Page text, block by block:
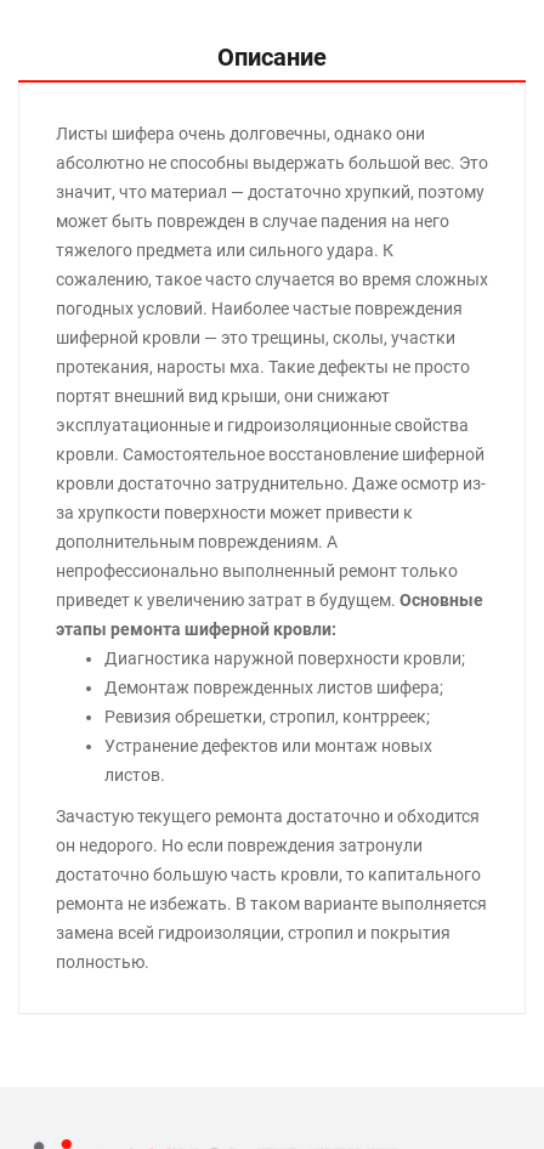
Описание
Листы шифера очень долговечны, однако они
абсолютно не способны выдержать большой вес. Это
значит, что материал — достаточно хрупкий, поэтому
может быть поврежден в случае падения на него
тяжелого предмета или сильного удара. К
сожалению, такое часто случается во время сложных
погодных условий. Наиболее частые повреждения
шиферной кровли — это трещины, сколы, участки
протекания, наросты мха. Такие дефекты не просто
портят внешний вид крыши, они снижают
эксплуатационные и гидроизоляционные свойства
кровли. Самостоятельное восстановление шиферной
кровли достаточно затруднительно. Даже осмотр из-
за хрупкости поверхности может привести к
дополнительным повреждениям. А
непрофессионально выполненный ремонт только
приведет к увеличению затрат в будущем. Основные
этапы ремонта шиферной кровли:
Диагностика наружной поверхности кровли;
Демонтаж поврежденных листов шифера;
Ревизия обрешетки, стропил, контрреек;
Устранение дефектов или монтаж новых
листов.
Зачастую текущего ремонта достаточно и обходится
он недорого. Но если повреждения затронули
достаточно большую часть кровли, то капитального
ремонта не избежать. В таком варианте выполняется
замена всей гидроизоляции, стропил и покрытия
полностью.